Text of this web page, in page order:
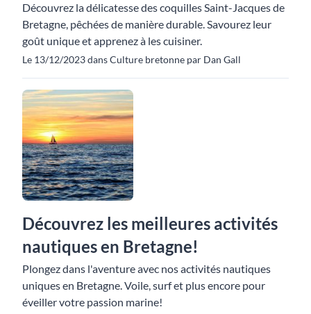
Découvrez la délicatesse des coquilles Saint-Jacques de
Bretagne, pêchées de manière durable. Savourez leur
goût unique et apprenez à les cuisiner.
Le 13/12/2023 dans Culture bretonne par Dan Gall
Découvrez les meilleures activités
nautiques en Bretagne!
Plongez dans l'aventure avec nos activités nautiques
uniques en Bretagne. Voile, surf et plus encore pour
éveiller votre passion marine!